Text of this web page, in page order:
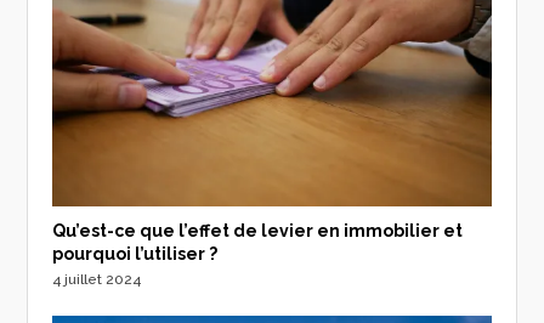
Qu’est-ce que l’effet de levier en immobilier et
pourquoi l’utiliser ?
4 juillet 2024